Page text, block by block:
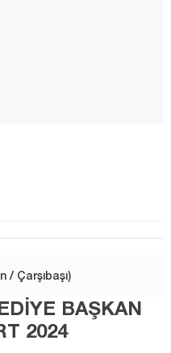
/ Çarşıbaşı)
BAŞKAN
2024